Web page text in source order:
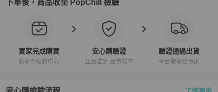
下單後，商品收至 PopChill 檢驗
買家完成購買
收貨至驗證中心
安心購驗證
正品鑑定 品質檢查
驗證通過出貨
平台發貨給買家